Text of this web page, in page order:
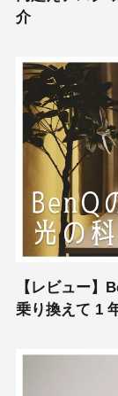
介
【レビュー】
乗り換えて 1